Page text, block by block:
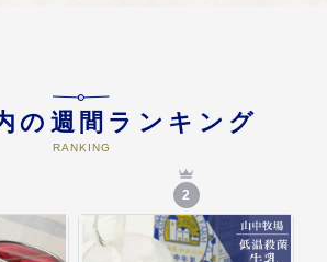
の週間ランキング
RANKING
2